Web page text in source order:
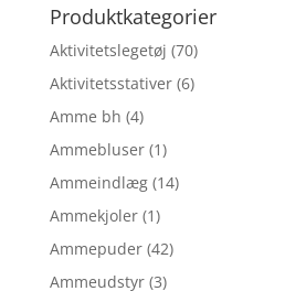
Produktkategorier
Aktivitetslegetøj (70)
Aktivitetsstativer (6)
Amme bh (4)
Ammebluser (1)
Ammeindlæg (14)
Ammekjoler (1)
Ammepuder (42)
Ammeudstyr (3)